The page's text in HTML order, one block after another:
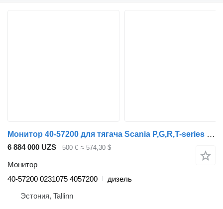
Монитор 40-57200 для тягача Scania P,G,R,T-series (2004-2017)
6 884 000 UZS 500 € ≈ 574,30 $
Монитор
40-57200 0231075 4057200
дизель
Эстония, Tallinn